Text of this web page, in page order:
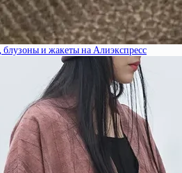
и жакеты на Алиэкспресс